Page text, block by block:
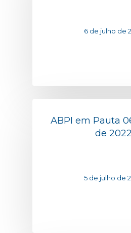
6 de julho de
ABPI em Pauta
de 2022
5 de julho de